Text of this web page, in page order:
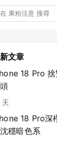
文章
18 Pro
天
18 Pro深
穩暗色系